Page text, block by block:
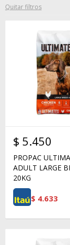
Quitar filtros
$ 5.450
PROPAC
ADULT LARGE
20KG
$ 4.633